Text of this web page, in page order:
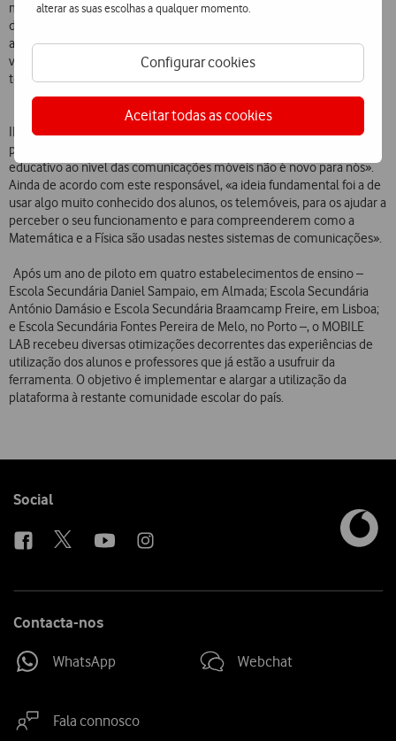
alterar as suas escolhas a qualquer momento.
Configurar cookies
Aceitar todas as cookies
mais jovens. O envolvimento da empresa com os diversos parceiros
do projeto permitiu criar uma ferramenta valiosa para o ensino de
alguns conceitos da Matemática e da Física, tornando possível
visualizar diversos conceitos abstratos através da utilização das
tecnologias de informação e comunicação.
Para o Professor Luís M. Correia, Investigador Coordenador do INOV-
INESC e Professor do Instituto Superior Técnico, «o desafio lançado
pela Vodafone Portugal foi acolhido com entusiasmo, pois o trabalho
educativo ao nível das comunicações móveis não é novo para nós».
Ainda de acordo com este responsável, «a ideia fundamental foi a de
usar algo muito conhecido dos alunos, os telemóveis, para os ajudar a
perceber o seu funcionamento e para compreenderem como a
Matemática e a Física são usadas nestes sistemas de comunicações».
Após um ano de piloto em quatro estabelecimentos de ensino –
Escola Secundária Daniel Sampaio, em Almada; Escola Secundária
António Damásio e Escola Secundária Braamcamp Freire, em Lisboa;
e Escola Secundária Fontes Pereira de Melo, no Porto –, o MOBILE
LAB recebeu diversas otimizações decorrentes das experiências de
utilização dos alunos e professores que já estão a usufruir da
ferramenta. O objetivo é implementar e alargar a utilização da
plataforma à restante comunidade escolar do país.
Follow
Social
Contacta-nos
WhatsApp Webchat
Fala connosco